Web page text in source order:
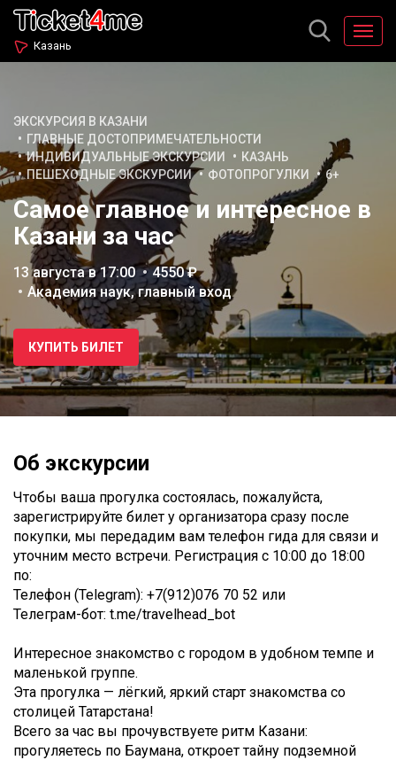
Казань
ЭКСКУРСИЯ В КАЗАНИ
ГЛАВНЫЕ ДОСТОПРИМЕЧАТЕЛЬНОСТИ
ИНДИВИДУАЛЬНЫЕ ЭКСКУРСИИ
КАЗАНЬ
ПЕШЕХОДНЫЕ ЭКСКУРСИИ
ФОТОПРОГУЛКИ 6+
Самое главное и интересное в
Казани за час
13 августа в 17:00
4550 ₽
Академия наук, главный вход
КУПИТЬ БИЛЕТ
Об экскурсии
Чтобы ваша прогулка состоялась, пожалуйста,
зарегистрируйте билет у организатора сразу после
покупки, мы передадим вам телефон гида для связи и
уточним место встречи. Регистрация с 10:00 до 18:00
по:
Телефон (Telegram): +7(912)076 70 52 или
Телеграм-бот: t.me/travelhead_bot
Интересное знакомство с городом в удобном темпе и
маленькой группе.
Эта прогулка — лёгкий, яркий старт знакомства со
столицей Татарстана!
Всего за час вы прочувствуете ритм Казани:
прогуляетесь по Баумана, откроет тайну подземной